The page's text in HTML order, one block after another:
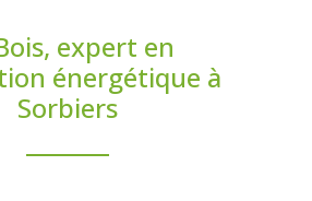
expert en
énergétique à
Sorbiers